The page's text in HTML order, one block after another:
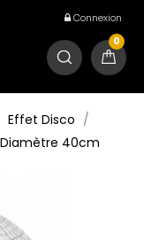
Connexion
0
Effet Disco
40cm